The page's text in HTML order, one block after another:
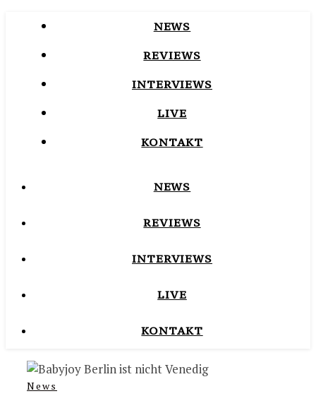
NEWS
REVIEWS
INTERVIEWS
LIVE
KONTAKT
NEWS
REVIEWS
INTERVIEWS
LIVE
KONTAKT
News